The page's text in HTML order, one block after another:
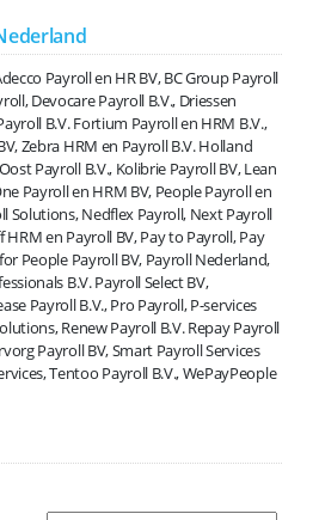
Payroll en HR BV, BC Group Payroll
Devocare Payroll B.V., Driessen
B.V. Fortium Payroll en HRM B.V.,
Zebra HRM en Payroll B.V. Holland
Payroll B.V., Kolibrie Payroll BV, Lean
Payroll en HRM BV, People Payroll en
Solutions, Nedflex Payroll, Next Payroll
HRM en Payroll BV, Pay to Payroll, Pay
People Payroll BV, Payroll Nederland,
B.V. Payroll Select BV,
Payroll B.V., Pro Payroll, P-services
Renew Payroll B.V. Repay Payroll
Payroll BV, Smart Payroll Services
Tentoo Payroll B.V., WePayPeople